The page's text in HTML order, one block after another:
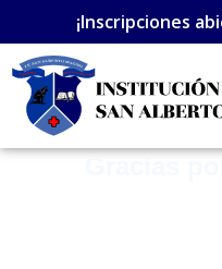
al
contenido
¡Inscripciones